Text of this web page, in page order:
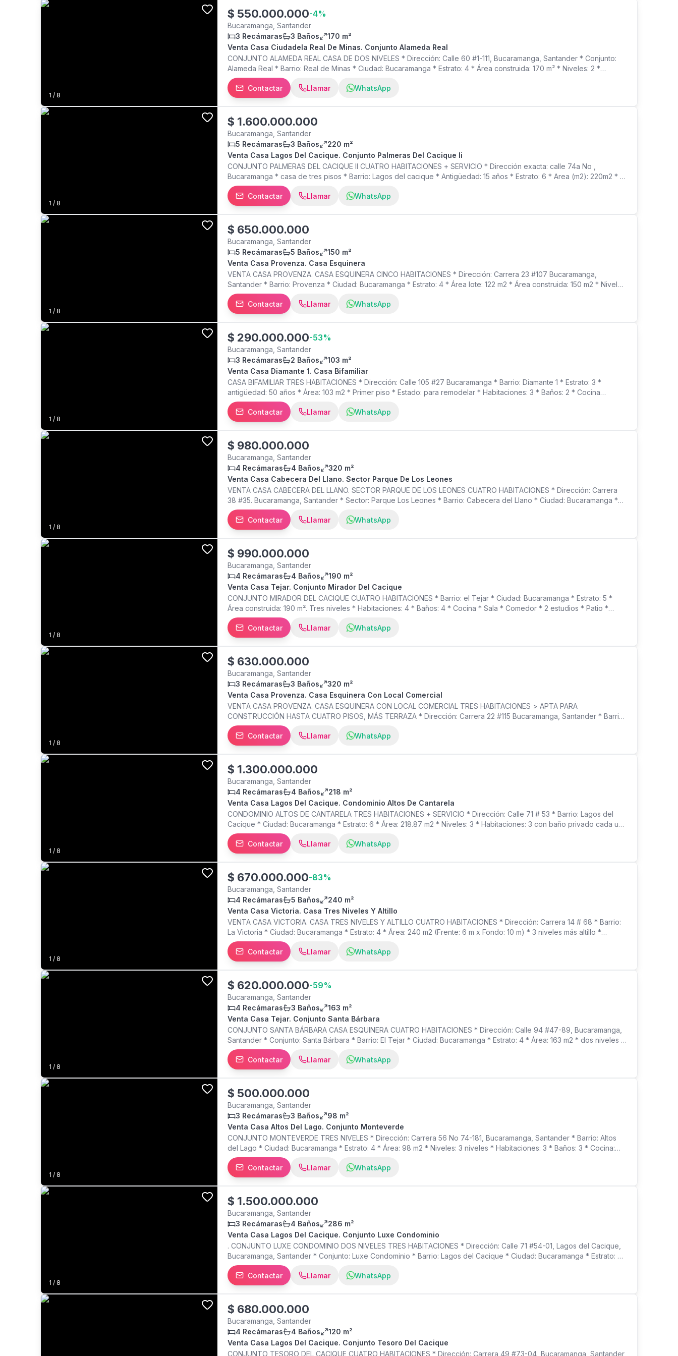
1 / 8
$ 550.000.000-4%
Bucaramanga, Santander
3 Recámaras
3 Baños
170 m²
Venta Casa Ciudadela Real De Minas. Conjunto Alameda Real
CONJUNTO ALAMEDA REAL CASA DE DOS NIVELES * Dirección: Calle 60 #1-111, Bucaramanga, Santander * Conjunto:
Alameda Real * Barrio: Real de Minas * Ciudad: Bucaramanga * Estrato: 4 * Área construida: 170 m² * Niveles: 2 *
Habitaciones: 3 * Baños: 3 * Cocina: Integral * Sala - comedor * Estudio * Hall de TV / Sala de estar * Patio de ropas
amplio * Parqueadero para vehículo > ZONA SOCIAL: * Vigilancia privada las 24 horas * Salón social * Parque infantil *
Gimnasio al aire libre > INFORMACIÓN FINANCIERA * Administración: $303.000 * VALOR DE VENTA: $550.000.000
Contactar Llamar WhatsApp
1 / 8
$ 1.600.000.000
Bucaramanga, Santander
5 Recámaras
3 Baños
220 m²
Venta Casa Lagos Del Cacique. Conjunto Palmeras Del Cacique Ii
CONJUNTO PALMERAS DEL CACIQUE II CUATRO HABITACIONES + SERVICIO * Dirección exacta: calle 74a No ,
Bucaramanga * casa de tres pisos * Barrio: Lagos del cacique * Antigüedad: 15 años * Estrato: 6 * Area (m2): 220m2 * #
habitaciones : 4 * # baños: 3 * Tipo de cocina: integral * Estar de Tv: si * estudio * dos parqueaderos cubiertos dentro
de la casa * Remodelada > zona social: pisicina adultos. Niños. Juegos infantiles. Salon social. Cancha. Sauna. Turco.
Gimnasios. Vigilancia 24/7. > INFORMACIÓN FINANCIERA * Administración: $634.000 * VALOR DE VENTA: $ ¡Agenda tu
Contactar Llamar WhatsApp
1 / 8
$ 650.000.000
Bucaramanga, Santander
5 Recámaras
5 Baños
150 m²
Venta Casa Provenza. Casa Esquinera
VENTA CASA PROVENZA. CASA ESQUINERA CINCO HABITACIONES * Dirección: Carrera 23 #107 Bucaramanga,
Santander * Barrio: Provenza * Ciudad: Bucaramanga * Estrato: 4 * Área lote: 122 m2 * Área construida: 150 m2 * Niveles:
2 * Habitaciones: 5 * Baños: 5 * Cocina: integral * Sala comedor * Balcón * Zona de ropas: independiente *
Parqueadero: 2 vehículos techados * Antejardín * Extras relevantes: casa esquinera, local independiente con baño y
ducha, excelente ubicación residencial y comercial PRIMER NIVEL: * Parqueadero para 2 vehículos techados *
5 habitaciones * 4 baños * Zona de ropas * Balcón > INFORMACIÓN FINANCIERA * No recibe créditos * No recibe
permutas * Forma de pago: únicamente efectivo
Contactar Llamar WhatsApp
1 / 8
$ 290.000.000-53%
Bucaramanga, Santander
3 Recámaras
2 Baños
103 m²
Venta Casa Diamante 1. Casa Bifamiliar
CASA BIFAMILIAR TRES HABITACIONES * Dirección: Calle 105 #27 Bucaramanga * Barrio: Diamante 1 * Estrato: 3 *
antigüedad: 50 años * Área: 103 m2 * Primer piso * Estado: para remodelar * Habitaciones: 3 * Baños: 2 * Cocina
tradicional * Sala comedor * Zona de ropas independiente en patio * Parqueadero para vehículo > ZONA SOCIAL: N.A
> INFORMACIÓN FINANCIERA * Administración $0
Contactar Llamar WhatsApp
1 / 8
$ 980.000.000
Bucaramanga, Santander
4 Recámaras
4 Baños
320 m²
Venta Casa Cabecera Del Llano. Sector Parque De Los Leones
VENTA CASA CABECERA DEL LLANO. SECTOR PARQUE DE LOS LEONES CUATRO HABITACIONES * Dirección: Carrera
38 #35. Bucaramanga, Santander * Sector: Parque Los Leones * Barrio: Cabecera del Llano * Ciudad: Bucaramanga *
Estrato: 4 * Área del lote: 225 m² (9 × 25 m) * Área construida: 325 m² * Niveles: 2 * Habitaciones: 4 * Habitación de
servicio con baño * Baños: 4 (2 privados, 1 auxiliar y 1 de servicio) * Cocina: Integral * Sala independiente * Comedor
independiente * Patio amplio * Jardín interior * Zona de ropas * Terraza mirador * Parqueadero * Antejardín >
Contactar Llamar WhatsApp
1 / 8
$ 990.000.000
Bucaramanga, Santander
4 Recámaras
4 Baños
190 m²
Venta Casa Tejar. Conjunto Mirador Del Cacique
CONJUNTO MIRADOR DEL CACIQUE CUATRO HABITACIONES * Barrio: el Tejar * Ciudad: Bucaramanga * Estrato: 5 *
Área construida: 190 m². Tres niveles * Habitaciones: 4 * Baños: 4 * Cocina * Sala * Comedor * 2 estudios * Patio *
Zona de ropas amplia * Lavadero * jacuzzi > ZONA SOCIAL: * Piscina para adultos * Piscina para niños * Gimnasio *
Salón social * Canchas deportivas * Juegos infantiles * Vigilancia privada 24/7 > INFORMACIÓN FINANCIERA *
Administración: $500.000 * VALOR DE VENTA: $990.000.000 ¡Agenda tu visita hoy mismo!
Contactar Llamar WhatsApp
1 / 8
$ 630.000.000
Bucaramanga, Santander
3 Recámaras
3 Baños
320 m²
Venta Casa Provenza. Casa Esquinera Con Local Comercial
VENTA CASA PROVENZA. CASA ESQUINERA CON LOCAL COMERCIAL TRES HABITACIONES > APTA PARA
CONSTRUCCIÓN HASTA CUATRO PISOS, MÁS TERRAZA * Dirección: Carrera 22 #115 Bucaramanga, Santander * Barrio:
Provenza * Ciudad: Bucaramanga * Estrato: 4 * Área lote: 160 m2 * Medidas: 16 metros de frente x 10 metros de fondo *
Niveles: 2 * Habitaciones: 3 * Baños: 3 * Cocina: No especificado * Sala comedo * Zona de ropas en patio *
Parqueadero dentro de la casa * Extras relevantes: casa esquinera, excelente ubicación sobre vía principal > ZONA
Contactar Llamar WhatsApp
1 / 8
$ 1.300.000.000
Bucaramanga, Santander
4 Recámaras
4 Baños
218 m²
Venta Casa Lagos Del Cacique. Condominio Altos De Cantarela
CONDOMINIO ALTOS DE CANTARELA TRES HABITACIONES + SERVICIO * Dirección: Calle 71 # 53 * Barrio: Lagos del
Cacique * Ciudad: Bucaramanga * Estrato: 6 * Área: 218.87 m2 * Niveles: 3 * Habitaciones: 3 con baño privado cada una
+ servicio * Baños: 4 * Cocina: integral * Sala comedor * Sala de TV * Estudio * Parqueadero 2 vehículos *ZONA
SOCIAL* * Piscina adultos * Piscina niños * Juegos infantiles * Cancha de squash
Contactar Llamar WhatsApp
1 / 8
$ 670.000.000-83%
Bucaramanga, Santander
4 Recámaras
5 Baños
240 m²
Venta Casa Victoria. Casa Tres Niveles Y Altillo
VENTA CASA VICTORIA. CASA TRES NIVELES Y ALTILLO CUATRO HABITACIONES * Dirección: Carrera 14 # 68 * Barrio:
La Victoria * Ciudad: Bucaramanga * Estrato: 4 * Área: 240 m2 (Frente: 6 m x Fondo: 10 m) * 3 niveles más altillo *
Habitaciones: 4 * Baños: 5 * Cocina integral de lujo * Sala comedor * Estudio * Zona de ropas independiente *
Parqueadero: externo * jacuzzi,
Contactar Llamar WhatsApp
1 / 8
$ 620.000.000-59%
Bucaramanga, Santander
4 Recámaras
3 Baños
163 m²
Venta Casa Tejar. Conjunto Santa Bárbara
CONJUNTO SANTA BÁRBARA CASA ESQUINERA CUATRO HABITACIONES * Dirección: Calle 94 #47-89, Bucaramanga,
Santander * Conjunto: Santa Bárbara * Barrio: El Tejar * Ciudad: Bucaramanga * Estrato: 4 * Área: 163 m2 * dos niveles *
Habitaciones: 4 * Baños: 3 * Cocina: integral * Sala comedor * Zona de ropas * Parqueadero dentro de la casa > ZONA
SOCIAL: Piscina para adultos, piscina para niños, canchas múltiples salón, Social, zona de kioscos, parqueadero
visitantes, vigilancia de las 24 horas. > INFORMACIÓN FINANCIERA * Administración: $409.000 * VALOR DE VENTA:
Contactar Llamar WhatsApp
1 / 8
$ 500.000.000
Bucaramanga, Santander
3 Recámaras
3 Baños
98 m²
Venta Casa Altos Del Lago. Conjunto Monteverde
CONJUNTO MONTEVERDE TRES NIVELES * Dirección: Carrera 56 No 74-181, Bucaramanga, Santander * Barrio: Altos
del Lago * Ciudad: Bucaramanga * Estrato: 4 * Área: 98 m2 * Niveles: 3 niveles * Habitaciones: 3 * Baños: 3 * Cocina:
integral * Sala comedor * estar de TV * Zona de ropas en patio * Parqueadero para vehículo, cubierto > ZONA
SOCIAL: piscina para adultos, piscina para niños, juegos infantiles, salón social, BBQ, cancha múltiple, vigilancia 24
horas, parqueadero visitantes > INFORMACIÓN FINANCIERA * Administración: $500.000 * VALOR DE VENTA:
Contactar Llamar WhatsApp
1 / 8
$ 1.500.000.000
Bucaramanga, Santander
3 Recámaras
4 Baños
286 m²
Venta Casa Lagos Del Cacique. Conjunto Luxe Condominio
. CONJUNTO LUXE CONDOMINIO DOS NIVELES TRES HABITACIONES * Dirección: Calle 71 #54-01, Lagos del Cacique,
Bucaramanga, Santander * Conjunto: Luxe Condominio * Barrio: Lagos del Cacique * Ciudad: Bucaramanga * Estrato: 6
* Área construida: 286 m² * Habitaciones: 3 (cada una con baño privado) * Baños: 4 * Cocina: Integral abierta * Sala -
comedor * Estudio * 2 Hall de TV * Zona social privada con BBQ * Pisos en mármol * Parqueadero doble > ZONA
SOCIAL: * Piscina * Turco * Salón social * Kiosco * Juegos infantiles * Cancha múltiple * Vigilancia privada las 24 horas
Contactar Llamar WhatsApp
$ 680.000.000
Bucaramanga, Santander
4 Recámaras
4 Baños
120 m²
Venta Casa Lagos Del Cacique. Conjunto Tesoro Del Cacique
CONJUNTO TESORO DEL CACIQUE CUATRO HABITACIONES * Dirección: Carrera 49 #73-04, Bucaramanga, Santander